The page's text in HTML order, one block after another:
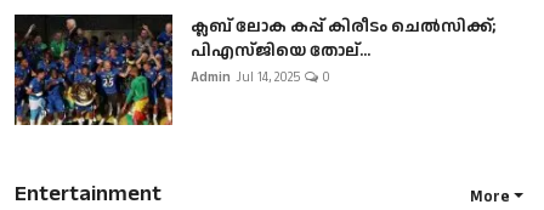
ക്ലബ് ലോക കപ്പ് കിരീടം ചെല്‍സിക്ക്;
പിഎസ്ജിയെ തോല്...
Admin Jul 14, 2025 0
Entertainment More